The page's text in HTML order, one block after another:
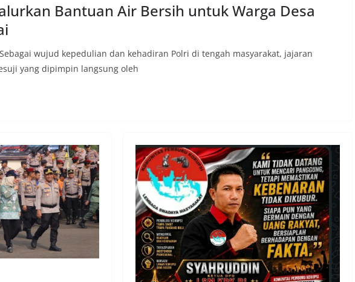
Bantuan Air Bersih untuk Warga Desa
wujud kepedulian dan kehadiran Polri di tengah masyarakat, jajaran
yang dipimpin langsung oleh